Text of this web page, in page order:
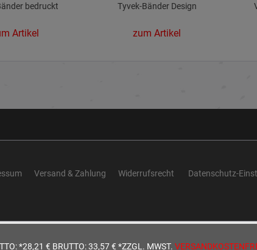
bedruckt
Artikel
Tyvek-Bänder Design
zum Artikel
Versand & Zahlung Widerrufsrecht Datenschutz-
*28,21 € BRUTTO: 33,57 € *ZZGL. MWST.